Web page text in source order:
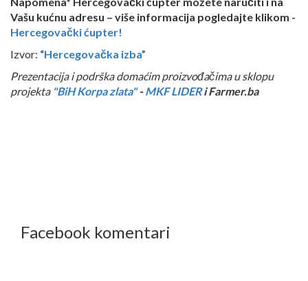
Vašu kućnu adresu – više informacija pogledajte klikom -
Hercegovački ćupter!
Izvor: “Hercegovačka izba”
Prezentacija i podrška domaćim proizvođačima u sklopu
projekta "BiH Korpa zlata"-MKF LIDERi Farmer.ba
Facebook komentari